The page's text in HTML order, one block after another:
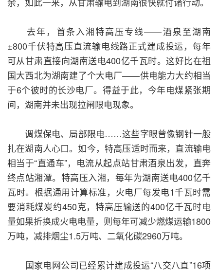
去年，首条入湘特高压专线——酒泉至湖南
±800千伏特高压直流输电线路正式建成投运，每年
可从甘肃直接向湖南送电400亿千瓦时。这好比在祖
国大西北为湖南建了个大电厂——供电能力大约相当
于6个彼时的长沙电厂。得益于此，今年电煤紧张期
间，湖南并未出现拉闸限电现象。
调煤保电、局部限电……这些字眼曾像钢针一般
扎在湖南人心口。如今，特高压适时而来，直流输电
相当于“直通车”，电流从起点站甘肃酒泉出发，直奔
终点站湘潭。特高压入湘，每年为湖南送电400亿千
瓦时。根据通用计算标准，火电厂每发电1千瓦时需
要消耗煤炭约450克，特高压输送的400亿千瓦时电
量如果折换成火电电量，则每年可减少燃煤运输1800
万吨，减排烟尘1.5万吨、二氧化碳2960万吨。
国家电网公司已经累计建成投运“八交八直”16项